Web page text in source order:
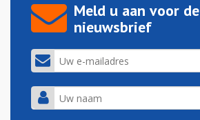
Meld u aan voor de
nieuwsbrief